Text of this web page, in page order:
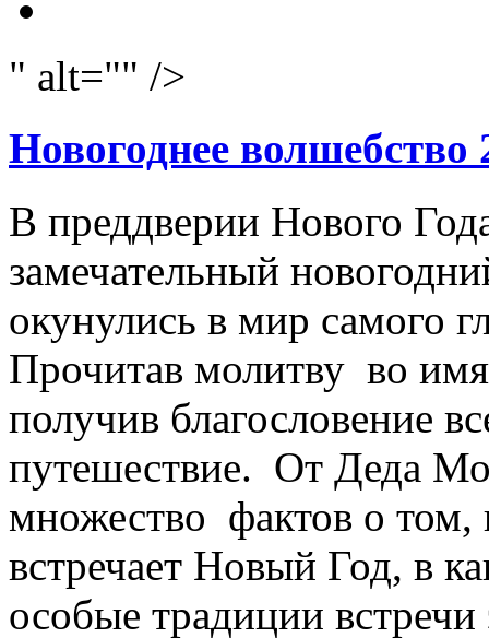
" alt="" />
Новогоднее волшебство
В преддверии Нового
замечательный
окунулись в мир самого
Прочитав молитву во
получив благословение
путешествие. От Деда
множество фактов о
встречает Новый Год, в
особые традиции встречи